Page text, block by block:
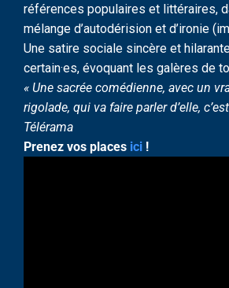
références populaires et littéraires,
mélange d’autodérision et d’ironie
Une satire sociale sincère et
certain·es, évoquant les galères de
« Une sacrée comédienne, avec un
rigolade, qui va faire parler d’elle,
Télérama
Prenez vos places ici !